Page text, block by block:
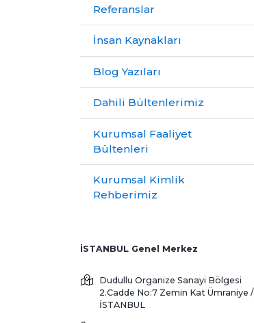
Referanslar
İnsan Kaynakları
Blog Yazıları
Dahili Bültenlerimiz
Kurumsal Faaliyet
Bültenleri
Kurumsal Kimlik
Rehberimiz
İSTANBUL Genel Merkez
Dudullu Organize Sanayi Bölgesi
2.Cadde No:7 Zemin Kat Ümraniye /
İSTANBUL